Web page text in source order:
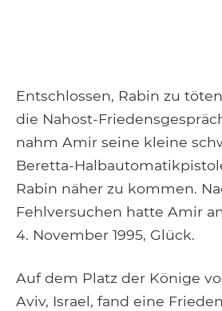
Entschlossen, Rabin zu
die Nahost-
nahm Amir seine kleine
Beretta-
Rabin näher zu kommen.
Fehlversuchen hatte Amir
4. November 1995, Glück.
Auf dem Platz der Könige
Aviv, Israel, fand eine